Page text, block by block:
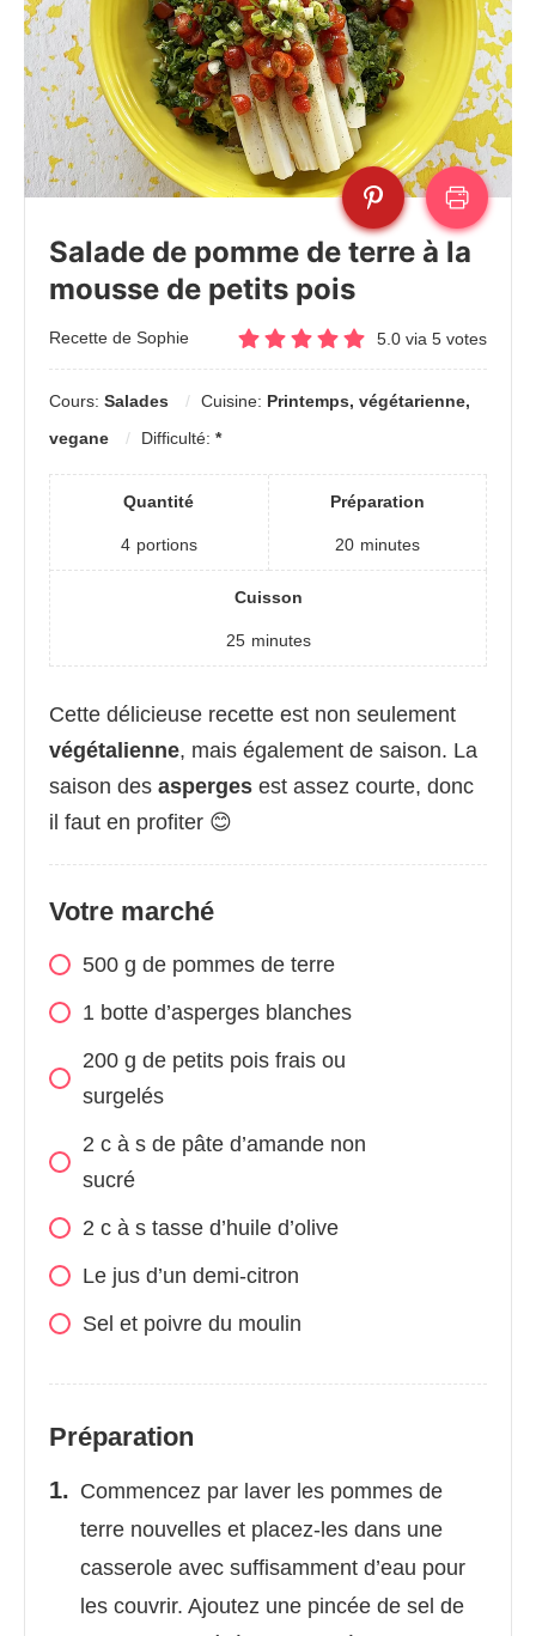
Salade de pomme de terre à la
mousse de petits pois
Recette de Sophie 5.0 via 5 votes
Cours: Salades Cuisine: Printemps, végétarienne,
vegane
Difficulté: *
Quantité
4 portions
Préparation
20 minutes
Cuisson
25 minutes
Cette délicieuse recette est non seulement
végétalienne, mais également de saison. La
saison des asperges est assez courte, donc
il faut en profiter 😊
Votre marché
500 g de pommes de terre
1 botte d’asperges blanches
200 g de petits pois frais ou
surgelés
2 c à s de pâte d’amande non
sucré
2 c à s tasse d’huile d’olive
Le jus d’un demi-citron
Sel et poivre du moulin
Préparation
Commencez par laver les pommes de
terre nouvelles et placez-les dans une
casserole avec suffisamment d’eau pour
les couvrir. Ajoutez une pincée de sel de